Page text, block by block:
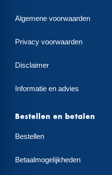
Algemene voorwaarden
Privacy voorwaarden
Disclaimer
Informatie en advies
Bestellen en betalen
Bestellen
Betaalmogelijkheden